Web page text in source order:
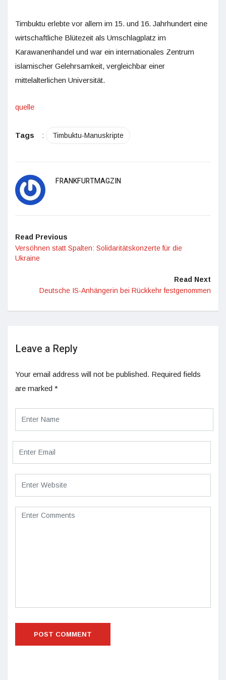
Timbuktu erlebte vor allem im 15. und 16. Jahrhundert eine
wirtschaftliche Blütezeit als Umschlagplatz im
Karawanenhandel und war ein internationales Zentrum
islamischer Gelehrsamkeit, vergleichbar einer
mittelalterlichen Universität.
quelle
Tags : Timbuktu-Manuskripte
FRANKFURTMAGZIN
Read Previous
Versöhnen statt Spalten: Solidaritätskonzerte für die
Ukraine
Read Next
Deutsche IS-Anhängerin bei Rückkehr festgenommen
Leave a Reply
Your email address will not be published. Required fields
are marked *